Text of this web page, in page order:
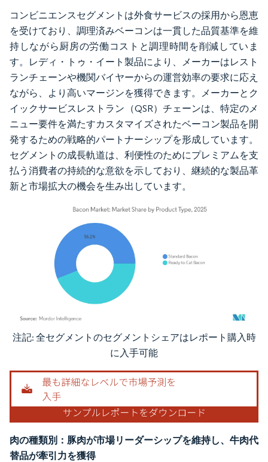
コンビニエンスセグメントは外食サービスの採用から恩恵
を受けており、調理済みベーコンは一貫した品質基準を維
持しながら厨房の労働コストと調理時間を削減していま
す。レディ・トゥ・イート製品により、メーカーはレスト
ランチェーンや機関バイヤーからの運営効率の要求に応え
ながら、より高いマージンを獲得できます。メーカーとク
イックサービスレストラン（QSR）チェーンは、特定のメ
ニュー要件を満たすカスタマイズされたベーコン製品を開
発するための戦略的パートナーシップを形成しています。
セグメントの成長軌道は、利便性のためにプレミアムを支
払う消費者の持続的な意欲を示しており、継続的な製品革
新と市場拡大の機会を生み出しています。
画像 © Mordor Intelligence。再利用にはCC BY 4.0の表示が必要です。
注記: 全セグメントのセグメントシェアはレポート購入時
に入手可能
肉の種類別：豚肉が市場リーダーシップを維持し、牛肉代
替品が牽引力を獲得